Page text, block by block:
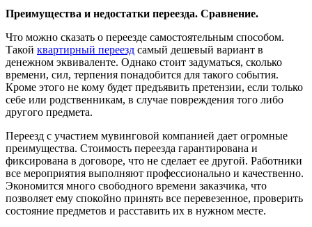
Преимущества и недостатки переезда. Сравнение.
Что можно сказать о переезде самостоятельным способом.
Такой квартирный переезд самый дешевый вариант в
денежном эквиваленте. Однако стоит задуматься, сколько
времени, сил, терпения понадобится для такого события.
Кроме этого не кому будет предъявить претензии, если только
себе или родственникам, в случае повреждения того либо
другого предмета.
Переезд с участием мувинговой компанией дает огромные
преимущества. Стоимость переезда гарантирована и
фиксирована в договоре, что не сделает ее другой. Работники
все мероприятия выполняют профессионально и качественно.
Экономится много свободного времени заказчика, что
позволяет ему спокойно принять все перевезенное, проверить
состояние предметов и расставить их в нужном месте.